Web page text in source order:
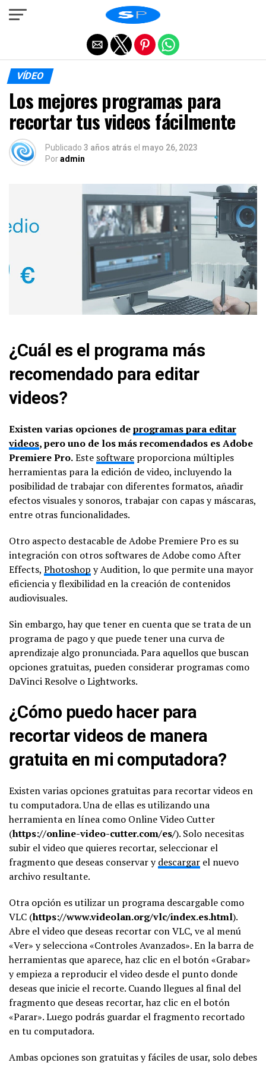
VÍDEO
Los mejores programas para
recortar tus videos fácilmente
Publicado 3 años atrás el mayo 26, 2023
Poradmin
¿Cuál es el programa más
recomendado para editar
videos?
Existen varias opciones deprogramas para editar
videos, pero uno de los más recomendados es Adobe
Premiere Pro.Este software proporciona múltiples
herramientas para la edición de video, incluyendo la
posibilidad de trabajar con diferentes formatos, añadir
efectos visuales y sonoros, trabajar con capas y máscaras,
entre otras funcionalidades.
Otro aspecto destacable de Adobe Premiere Pro es su
integración con otros softwares de Adobe como After
Effects, Photoshop y Audition, lo que permite una mayor
eficiencia y flexibilidad en la creación de contenidos
audiovisuales.
Sin embargo, hay que tener en cuenta que se trata de un
programa de pago y que puede tener una curva de
aprendizaje algo pronunciada. Para aquellos que buscan
opciones gratuitas, pueden considerar programas como
DaVinci Resolve o Lightworks.
¿Cómo puedo hacer para
recortar videos de manera
gratuita en mi computadora?
Existen varias opciones gratuitas para recortar videos en
tu computadora. Una de ellas es utilizando una
herramienta en línea como Online Video Cutter
(https://online-video-cutter.com/es/). Solo necesitas
subir el video que quieres recortar, seleccionar el
fragmento que deseas conservar ydescargar el nuevo
archivo resultante.
Otra opción es utilizar un programa descargable como
VLC (https://www.videolan.org/vlc/index.es.html).
Abre el video que deseas recortar con VLC, ve al menú
«Ver» y selecciona «Controles Avanzados». En la barra de
herramientas que aparece, haz clic en el botón «Grabar»
y empieza a reproducir el video desde el punto donde
deseas que inicie el recorte. Cuando llegues al final del
fragmento que deseas recortar, haz clic en el botón
«Parar». Luego podrás guardar el fragmento recortado
en tu computadora.
Ambas opciones son gratuitas y fáciles de usar, solo debes
Salir de la versión móvil